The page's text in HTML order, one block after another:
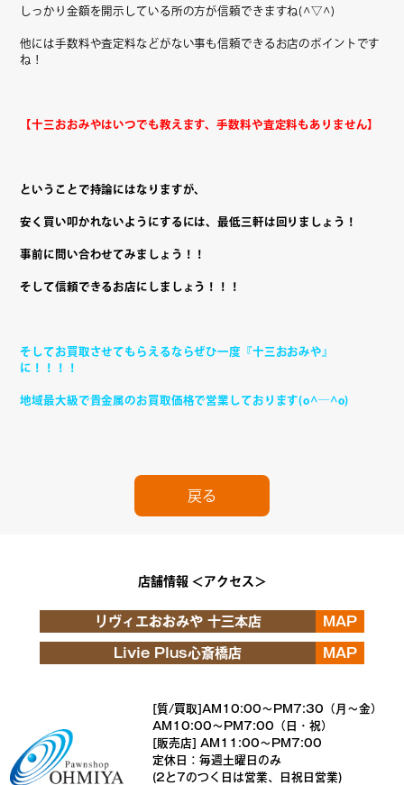
しっかり金額を開示している所の方が信頼できますね(^▽^)
他には手数料や査定料などがない事も信頼できるお店のポイントです
ね！
【十三おおみやはいつでも教えます、手数料や査定料もありません】
ということで持論にはなりますが、
安く買い叩かれないようにするには、最低三軒は回りましょう！
事前に問い合わせてみましょう！！
そして信頼できるお店にしましょう！！！
そしてお買取させてもらえるならぜひ一度『十三おおみや』
に！！！！
地域最大級で貴金属のお買取価格で営業しております(o^―^o)
戻る
店舗情報 ＜アクセス＞
リヴィエおおみや 十三本店 MAP
Livie Plus心斎橋店 MAP
[質/買取]AM10:00～PM7:30（月～金）
AM10:00～PM7:00（日・祝）
[販売店] AM11:00～PM7:00
定休日：毎週土曜日のみ
(2と7のつく日は営業、日祝日営業)